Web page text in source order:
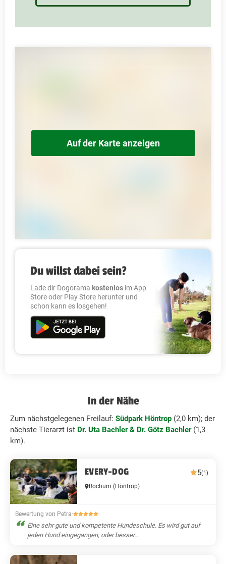
Auf der Karte anzeigen
Du willst dabei sein?
Lade dir Dogorama kostenlos im App
Store oder Play Store herunter und
schon kann es losgehen!
In der Nähe
Zum nächstgelegenen Freilauf: Südpark Höntrop (2,0 km); der
nächste Tierarzt ist Dr. Uta Bachler & Dr. Götz Bachler(1,3
km).
EVERY-DOG 5(1)
Bochum(Höntrop)
Bewertung von Petra·
Eine sehr gute und kompetente Hundeschule. Es wird gut auf
jeden Hund eingegangen, oder besser...